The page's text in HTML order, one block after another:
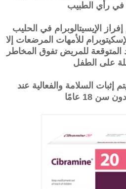
في رأي الطبيب
الإيسيتالوبرام في الحليب
للأمهات المرضعات إلا
المتوقعة للمريض تفوق المخاطر
على الطفل
إثبات السلامة والفعالية عند
سن 18 عامًا